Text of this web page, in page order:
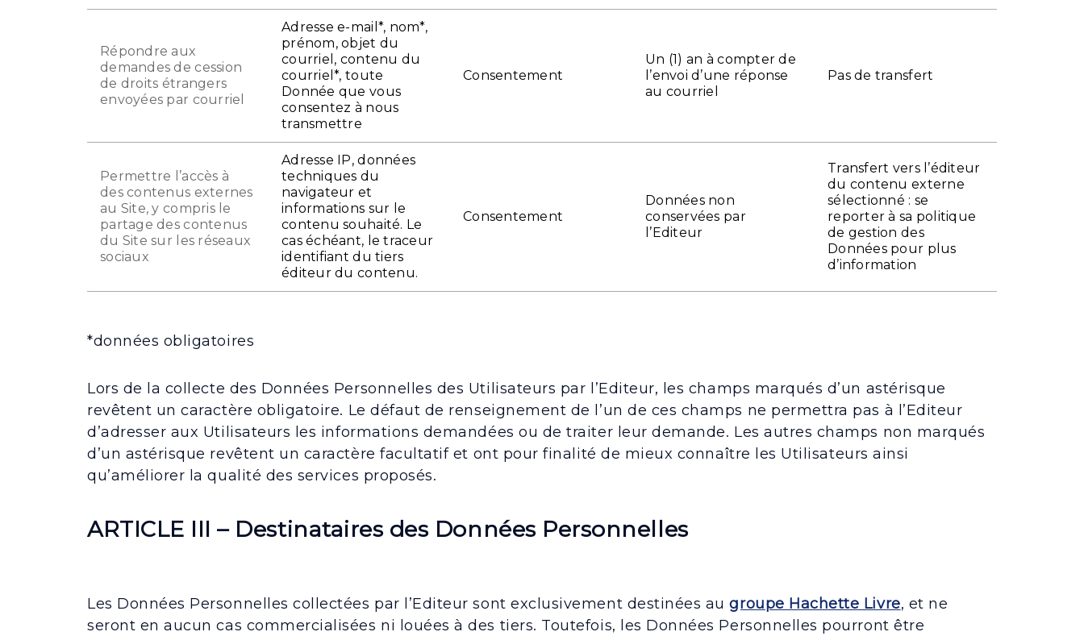
Répondre aux
demandes de cession
de droits étrangers
envoyées par courriel
Adresse e-mail*, nom*,
prénom, objet du
courriel, contenu du
courriel*, toute
Donnée que vous
consentez à nous
transmettre
Consentement
Un (1) an à compter de
l’envoi d’une réponse
au courriel
Pas de transfert
Permettre l’accès à
des contenus externes
au Site, y compris le
partage des contenus
du Site sur les réseaux
sociaux
Adresse IP, données
techniques du
navigateur et
informations sur le
contenu souhaité. Le
cas échéant, le traceur
identifiant du tiers
éditeur du contenu.
Consentement
Données non
conservées par
l’Editeur
Transfert vers l’éditeur
du contenu externe
sélectionné : se
reporter à sa politique
de gestion des
Données pour plus
d’information
*données obligatoires
Lors de la collecte des Données Personnelles des Utilisateurs par l’Editeur, les champs marqués d’un astérisque
revêtent un caractère obligatoire. Le défaut de renseignement de l’un de ces champs ne permettra pas à l’Editeur
d’adresser aux Utilisateurs les informations demandées ou de traiter leur demande. Les autres champs non marqués
d’un astérisque revêtent un caractère facultatif et ont pour finalité de mieux connaître les Utilisateurs ainsi
qu’améliorer la qualité des services proposés.
ARTICLE III – Destinataires des Données Personnelles
Les Données Personnelles collectées par l’Editeur sont exclusivement destinées augroupe Hachette Livre, et ne
seront en aucun cas commercialisées ni louées à des tiers. Toutefois, les Données Personnelles pourront être